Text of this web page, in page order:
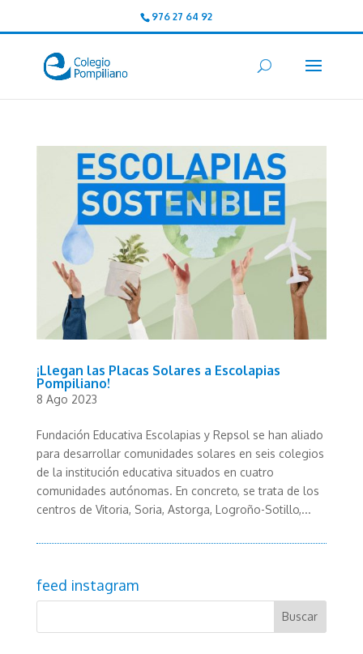
976 27 64 92
¡Llegan las Placas Solares a Escolapias
Pompiliano!
8 Ago 2023
Fundación Educativa Escolapias y Repsol se han aliado
para desarrollar comunidades solares en seis colegios
de la institución educativa situados en cuatro
comunidades autónomas. En concreto, se trata de los
centros de Vitoria, Soria, Astorga, Logroño-Sotillo,...
feed instagram